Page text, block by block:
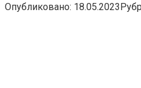
Опубликовано: 18.05.2023